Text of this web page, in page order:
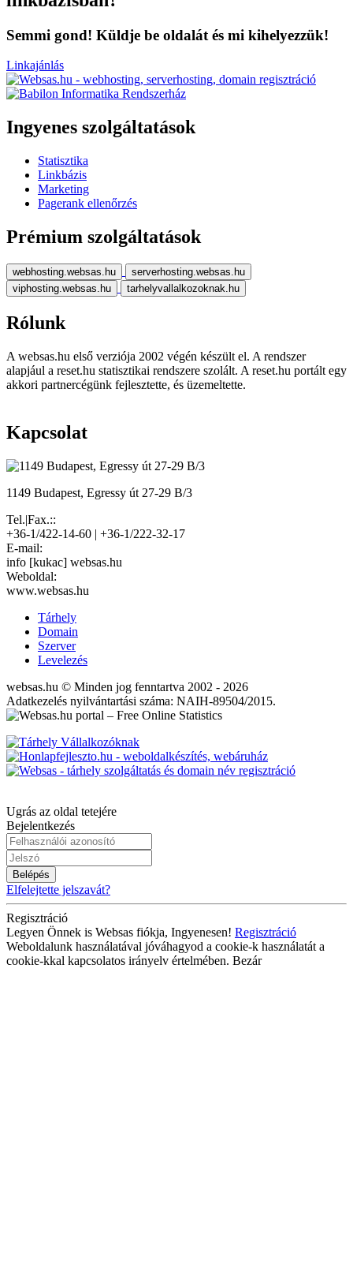
Semmi gond! Küldje be oldalát és mi kihelyezzük!
Linkajánlás
Ingyenes szolgáltatások
Statisztika
Linkbázis
Marketing
Pagerank ellenőrzés
Prémium szolgáltatások
webhosting.websas.hu
serverhosting.websas.hu
viphosting.websas.hu
tarhelyvallalkozoknak.hu
Rólunk
A websas.hu első verziója 2002 végén készült el. A rendszer
alapjául a reset.hu statisztikai rendszere szolált. A reset.hu portált egy
akkori partnercégünk fejlesztette, és üzemeltette.
Kapcsolat
1149 Budapest, Egressy út 27-29 B/3
Tel.|Fax.::
+36-1/422-14-60 | +36-1/222-32-17
E-mail:
info [kukac] websas.hu
Weboldal:
www.websas.hu
Tárhely
Domain
Szerver
Levelezés
websas.hu © Minden jog fenntartva 2002 - 2026
Adatkezelés nyilvántartási száma: NAIH-89504/2015.
Ugrás az oldal tetejére
Bejelentkezés
Belépés
Elfelejtette jelszavát?
Regisztráció
Legyen Önnek is Websas fiókja, Ingyenesen! Regisztráció
Weboldalunk használatával jóváhagyod a cookie-k használatát a
cookie-kkal kapcsolatos irányelv értelmében. Bezár